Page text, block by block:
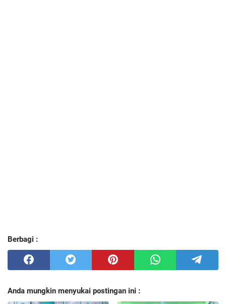
Berbagi :
Anda mungkin menyukai postingan ini :